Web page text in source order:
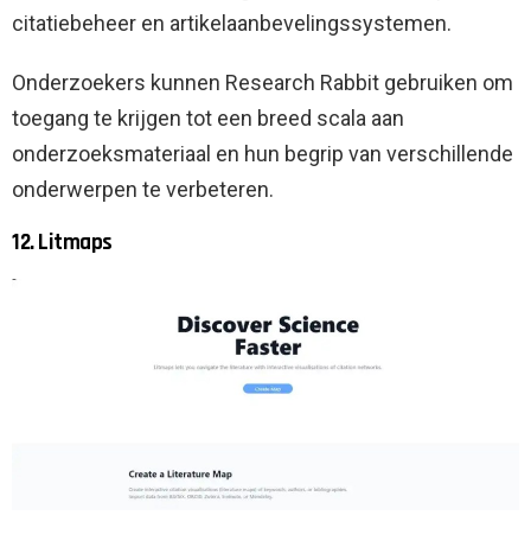
citatiebeheer en artikelaanbevelingssystemen.
Onderzoekers kunnen Research Rabbit gebruiken om
toegang te krijgen tot een breed scala aan
onderzoeksmateriaal en hun begrip van verschillende
onderwerpen te verbeteren.
12. Litmaps